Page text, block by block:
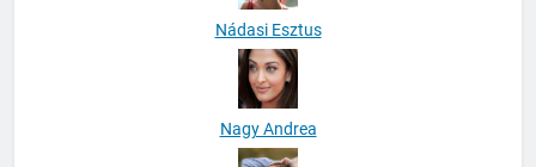
Nádasi Esztus
Nagy Andrea